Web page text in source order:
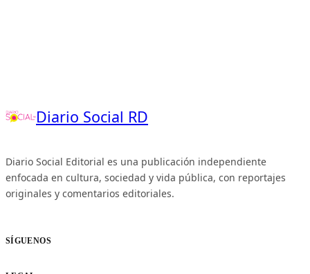
Diario Social RD
Diario Social Editorial es una publicación independiente
enfocada en cultura, sociedad y vida pública, con reportajes
originales y comentarios editoriales.
SÍGUENOS